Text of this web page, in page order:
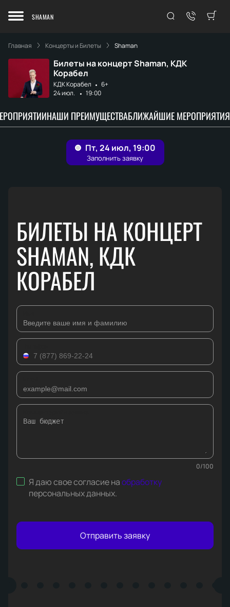
SHAMAN
Главная Концерты и Билеты Shaman
Билеты на концерт Shaman, КДК
Корабел
КДК Корабел
6+
24 июл.
19:00
НАШИ ПРЕИМУЩЕСТВАБЛИЖАЙШИЕ МЕРОПРИЯТИЯ
БИЛЕТЫ НА КОНЦЕРТ
SHAMAN, КДК
КОРАБЕЛ
0/100
Я даю свое согласие наобработку
персональных данных.
Отправить заявку